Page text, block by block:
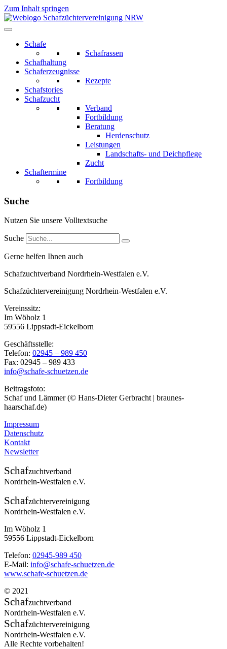
Zum Inhalt springen
Schafe
Schafrassen
Schafhaltung
Schaferzeugnisse
Rezepte
Schafstories
Schafzucht
Verband
Fortbildung
Beratung
Herdenschutz
Leistungen
Landschafts- und Deichpflege
Zucht
Schaftermine
Fortbildung
Suche
Nutzen Sie unsere Volltextsuche
Suche
Gerne helfen Ihnen auch
Schafzuchtverband Nordrhein-Westfalen e.V.
Schafzüchtervereinigung Nordrhein-Westfalen e.V.
Vereinssitz:
Im Wöholz 1
59556 Lippstadt-Eickelborn
Geschäftsstelle:
Telefon: 02945 – 989 450
Fax: 02945 – 989 433
info@schafe-schuetzen.de
Beitragsfoto:
Schaf und Lämmer (© Hans-Dieter Gerbracht | braunes-
haarschaf.de)
Impressum
Datenschutz
Kontakt
Newsletter
Schafzuchtverband
Nordrhein-Westfalen e.V.
Schafzüchtervereinigung
Nordrhein-Westfalen e.V.
Im Wöholz 1
59556 Lippstadt-Eickelborn
Telefon: 02945-989 450
E-Mail: info@schafe-schuetzen.de
www.schafe-schuetzen.de
© 2021
Schafzuchtverband
Nordrhein-Westfalen e.V.
Schafzüchtervereinigung
Nordrhein-Westfalen e.V.
Alle Rechte vorbehalten!